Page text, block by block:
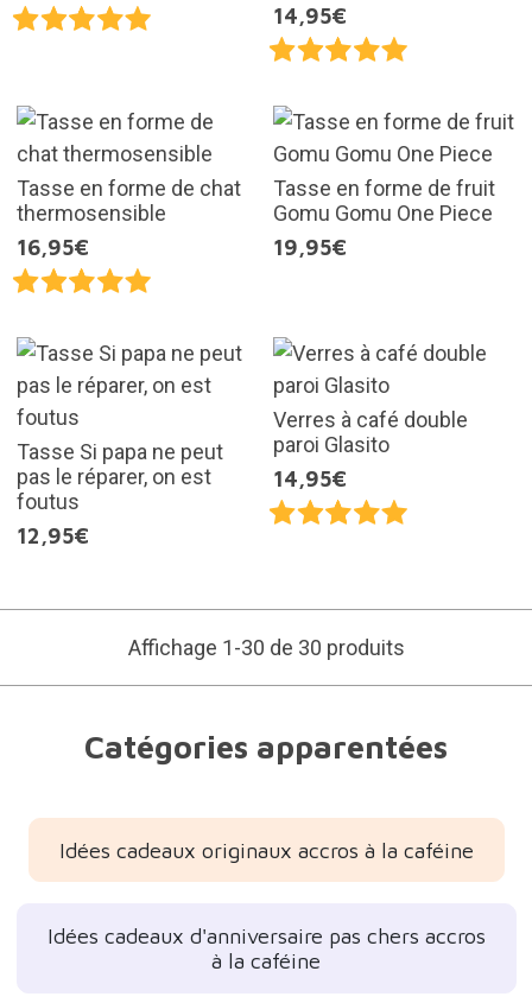
14,95€
Tasse en forme de chat
thermosensible
16,95€
Tasse en forme de fruit
Gomu Gomu One Piece
19,95€
Tasse Si papa ne peut
pas le réparer, on est
foutus
12,95€
Verres à café double
paroi Glasito
14,95€
Affichage 1-30 de 30 produits
Catégories apparentées
Idées cadeaux originaux accros à la caféine
Idées cadeaux d'anniversaire pas chers accros
à la caféine